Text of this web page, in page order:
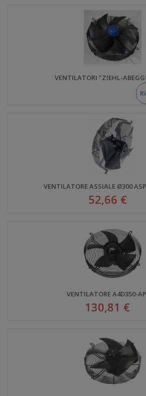
VENTILATORI "ZIEHL-
VENTILATORE ASSIALE Ø300
52,66 €
VENTILATORE A4D350-
130,81 €